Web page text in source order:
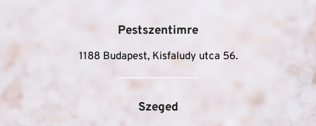
Pestszentimre
1188 Budapest, Kisfaludy utca 56.
Szeged